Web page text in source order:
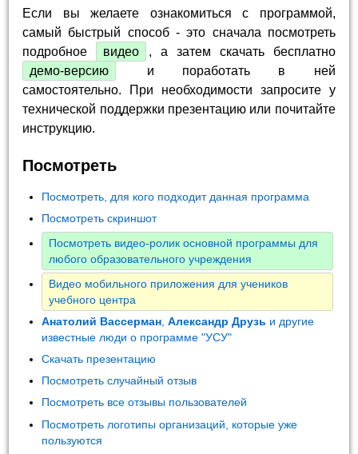
Если вы желаете ознакомиться с программой,
самый быстрый способ - это сначала посмотреть
подробное
видео
, а затем скачать бесплатно
демо-версию
и поработать в ней
самостоятельно. При необходимости запросите у
технической поддержки презентацию или почитайте
инструкцию.
Посмотреть
Посмотреть, для кого подходит данная программа
Посмотреть скриншот
Посмотреть видео-ролик основной программы для
любого образовательного учреждения
Видео мобильного приложения для учеников
учебного центра
Анатолий Вассерман ,Александр Друзь и другие
известные люди о программе "УСУ"
Скачать презентацию
Посмотреть случайный отзыв
Посмотреть все отзывы пользователей
Посмотреть логотипы организаций, которые уже
пользуются